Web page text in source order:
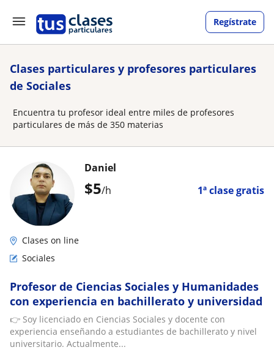
Regístrate
Clases particulares y profesores particulares
de Sociales
Encuentra tu profesor ideal entre miles de profesores
particulares de más de 350 materias
$5/h 1ª clase gratis
Daniel
Clases on line
Sociales
Profesor de Ciencias Sociales y Humanidades
con experiencia en bachillerato y universidad
👉 Soy licenciado en Ciencias Sociales y docente con
experiencia enseñando a estudiantes de bachillerato y nivel
universitario. Actualmente...